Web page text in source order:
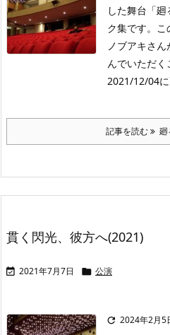
した舞台「
ク集です。
ノブアキさ
んでいただ
2021/12/04
記事を読む 廻
貫く閃光、彼方へ(2021)
 2021年7月7日  公演
 2024年2月5